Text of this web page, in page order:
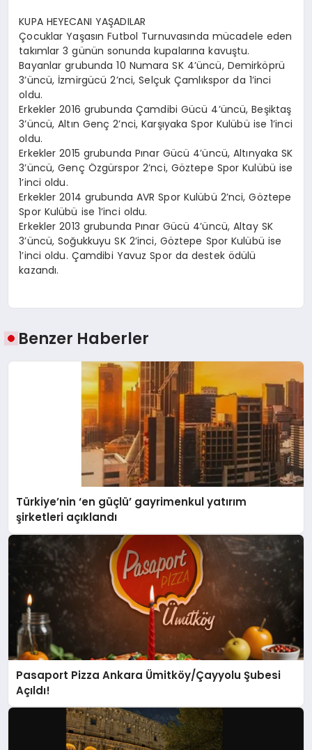
KUPA HEYECANI YAŞADILAR
Çocuklar Yaşasın Futbol Turnuvasında mücadele eden
takımlar 3 günün sonunda kupalarına kavuştu.
Bayanlar grubunda 10 Numara SK 4’üncü, Demirköprü
3’üncü, İzmirgücü 2’nci, Selçuk Çamlıkspor da 1’inci
oldu.
Erkekler 2016 grubunda Çamdibi Gücü 4’üncü, Beşiktaş
3’üncü, Altın Genç 2’nci, Karşıyaka Spor Kulübü ise 1’inci
oldu.
Erkekler 2015 grubunda Pınar Gücü 4’üncü, Altınyaka SK
3’üncü, Genç Özgürspor 2’nci, Göztepe Spor Kulübü ise
1’inci oldu.
Erkekler 2014 grubunda AVR Spor Kulübü 2’nci, Göztepe
Spor Kulübü ise 1’inci oldu.
Erkekler 2013 grubunda Pınar Gücü 4’üncü, Altay SK
3’üncü, Soğukkuyu SK 2’inci, Göztepe Spor Kulübü ise
1’inci oldu. Çamdibi Yavuz Spor da destek ödülü
kazandı.
Benzer Haberler
Türkiye’nin ‘en güçlü’ gayrimenkul yatırım
şirketleri açıklandı
Pasaport Pizza Ankara Ümitköy/Çayyolu Şubesi
Açıldı!